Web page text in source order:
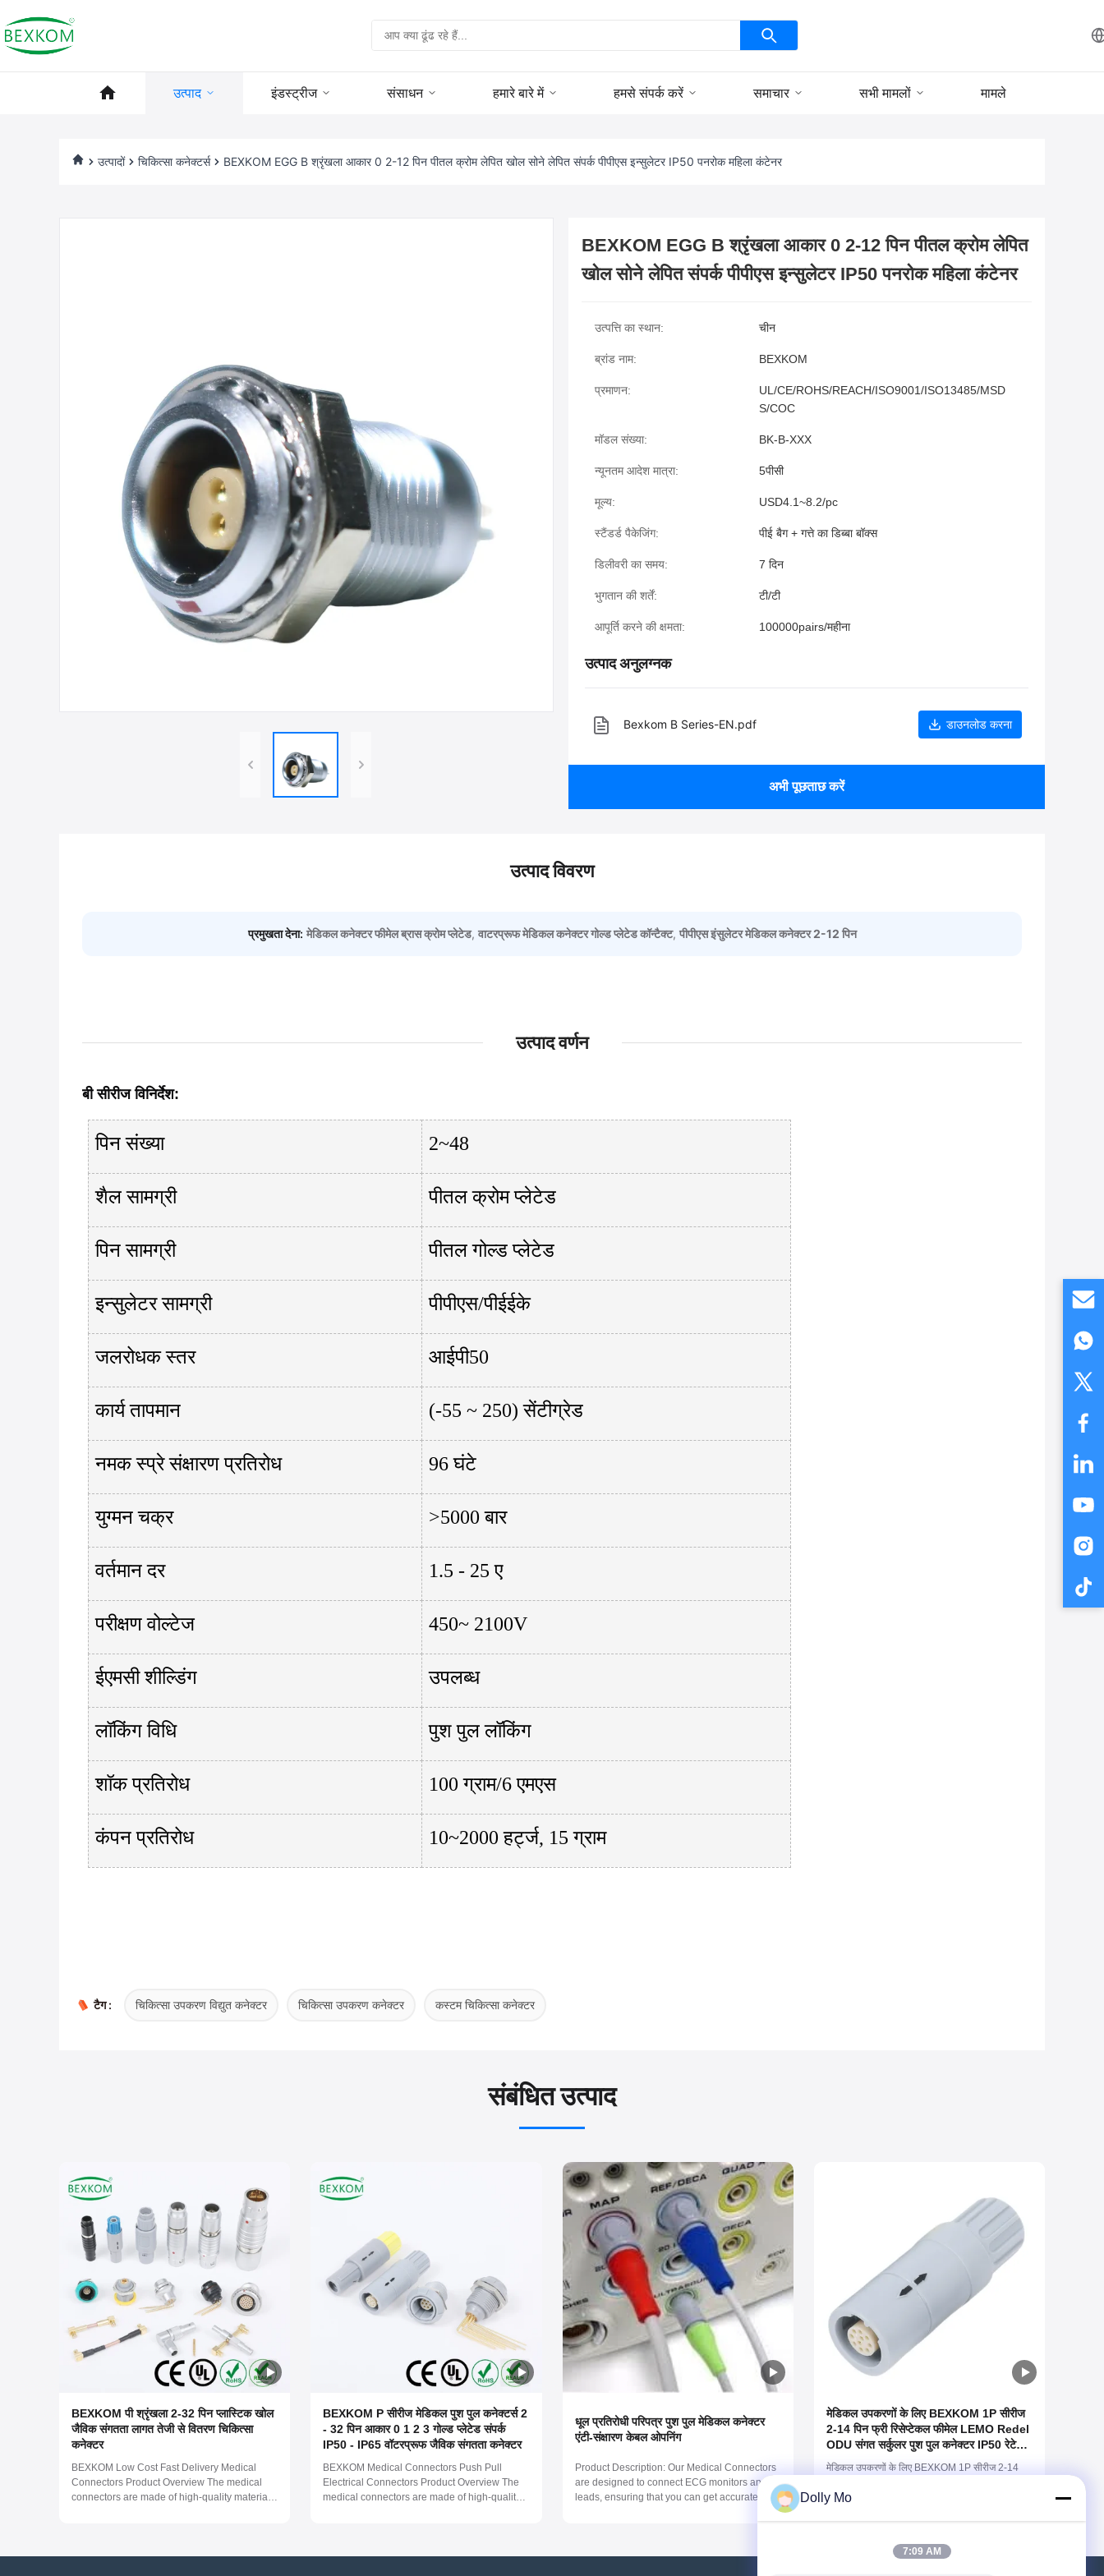
उत्पाद इंडस्ट्रीज संसाधन हमारे बारे में हमसे संपर्क करें समाचार सभी मामलों मामले
उत्पादों चिकित्सा कनेक्टर्स BEXKOM EGG B श्रृंखला आकार 0 2-12 पिन पीतल क्रोम लेपित खोल सोने लेपित संपर्क पीपीएस इन्सुलेटर IP50 पनरोक महिला कंटेनर
BEXKOM EGG B श्रृंखला आकार 0 2-12 पिन पीतल क्रोम लेपित
खोल सोने लेपित संपर्क पीपीएस इन्सुलेटर IP50 पनरोक महिला कंटेनर
उत्पत्ति का स्थान: चीन
ब्रांड नाम: BEXKOM
प्रमाणन:
UL/CE/ROHS/REACH/ISO9001/ISO13485/MSD
S/COC
मॉडल संख्या: BK-B-XXX
न्यूनतम आदेश मात्रा: 5पीसी
मूल्य: USD4.1~8.2/pc
स्टैंडर्ड पैकेजिंग: पीई बैग + गत्ते का डिब्बा बॉक्स
डिलीवरी का समय: 7 दिन
भुगतान की शर्तें: टी/टी
आपूर्ति करने की क्षमता: 100000pairs/महीना
उत्पाद अनुलग्नक
Bexkom B Series-EN.pdf डाउनलोड करना
अभी पूछताछ करें
उत्पाद विवरण
प्रमुखता देना: मेडिकल कनेक्टर फीमेल ब्रास क्रोम प्लेटेड, वाटरप्रूफ मेडिकल कनेक्टर गोल्ड प्लेटेड कॉन्टैक्ट, पीपीएस इंसुलेटर मेडिकल कनेक्टर 2-12 पिन
उत्पाद वर्णन
बी सीरीजविनिर्देश:
पिन संख्या 2~48
शैल सामग्री पीतल क्रोम प्लेटेड
पिन सामग्री पीतल गोल्ड प्लेटेड
इन्सुलेटर सामग्री पीपीएस/पीईईके
जलरोधक स्तर आईपी50
कार्य तापमान (-55 ~ 250) सेंटीग्रेड
नमक स्प्रे संक्षारण प्रतिरोध 96 घंटे
युग्मन चक्र >5000 बार
वर्तमान दर 1.5 - 25 ए
परीक्षण वोल्टेज 450~ 2100V
ईएमसी शील्डिंग उपलब्ध
लॉकिंग विधि पुश पुल लॉकिंग
शॉक प्रतिरोध 100 ग्राम/6 एमएस
कंपन प्रतिरोध 10~2000 हर्ट्ज, 15 ग्राम
टैग : चिकित्सा उपकरण विद्युत कनेक्टर चिकित्सा उपकरण कनेक्टर कस्टम चिकित्सा कनेक्टर
संबंधित उत्पाद
BEXKOM पी श्रृंखला 2-32 पिन प्लास्टिक खोल
जैविक संगतता लागत तेजी से वितरण चिकित्सा
कनेक्टर
BEXKOM Low Cost Fast Delivery Medical
Connectors Product Overview The medical
connectors are made of high-quality materials.
spray corrosion resistance of more than 96
BEXKOM P सीरीज मेडिकल पुश पुल कनेक्टर्स 2
- 32 पिन आकार 0 1 2 3 गोल्ड प्लेटेड संपर्क
IP50 - IP65 वॉटरप्रूफ जैविक संगतता कनेक्टर
BEXKOM Medical Connectors Push Pull
Electrical Connectors Product Overview The
medical connectors are made of high-quality
corrosion resistance exceeding 96 hours,
धूल प्रतिरोधी परिपत्र पुश पुल मेडिकल कनेक्टर
एंटी-संक्षारण केबल ओपनिंग
Product Description: Our Medical Connectors
are designed to connect ECG monitors and
leads, ensuring that you can get accurate
your medical device connections. One of the
मेडिकल उपकरणों के लिए BEXKOM 1P सीरीज
2-14 पिन फ्री रिसेप्टेकल फीमेल LEMO Redel
ODU संगत सर्कुलर पुश पुल कनेक्टर IP50 रेटेड
और गोल्ड प्लेटेड ब्रास संपर्क प्लास्टिक पीसी/पीएसयू
शेल के साथ
मेडिकल उपकरणों के लिए BEXKOM 1P सीरीज 2-14
सर्कुलर पुश पुल कनेक्टर IP50 रेटेड और गोल्ड प्लेटेड ब्रास
Dolly Mo
7:09 AM